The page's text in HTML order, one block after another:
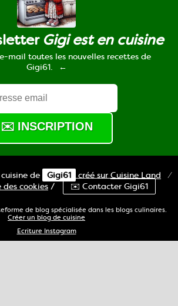
Gigi est en cuisine
mail toutes les nouvelles recettes de
Gigi61.
de Gigi61 créé sur Cuisine Land
⁄
des cookies / ✉️ Contacter Gigi61
de blog spécialisée dans les blogs culinaires.
Créer un blog de cuisine
Ecriture Instagram